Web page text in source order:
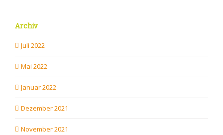
Archiv
Juli 2022
Mai 2022
Januar 2022
Dezember 2021
November 2021